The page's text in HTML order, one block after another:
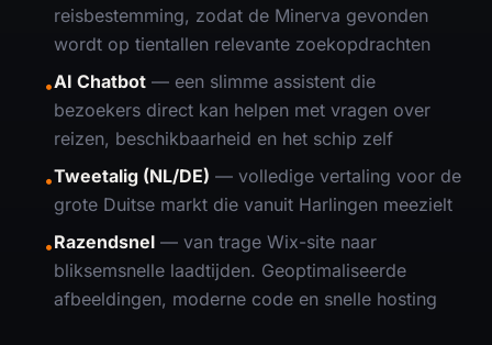
reisbestemming, zodat de Minerva gevonden
wordt op tientallen relevante zoekopdrachten
•AI Chatbot — een slimme assistent die
bezoekers direct kan helpen met vragen over
reizen, beschikbaarheid en het schip zelf
•Tweetalig (NL/DE) — volledige vertaling voor de
grote Duitse markt die vanuit Harlingen meezielt
•Razendsnel — van trage Wix-site naar
bliksemsnelle laadtijden. Geoptimaliseerde
afbeeldingen, moderne code en snelle hosting